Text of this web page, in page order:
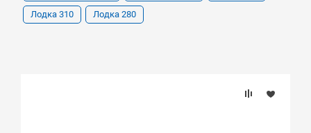
Лодка 310 Лодка 280